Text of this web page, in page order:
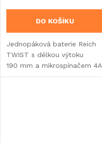
DO KOŠÍKU
Jednopáková baterie Reich
TWIST s délkou výtoku
190 mm a mikrospínačem 4A
pro obytné vozy. Nabízí